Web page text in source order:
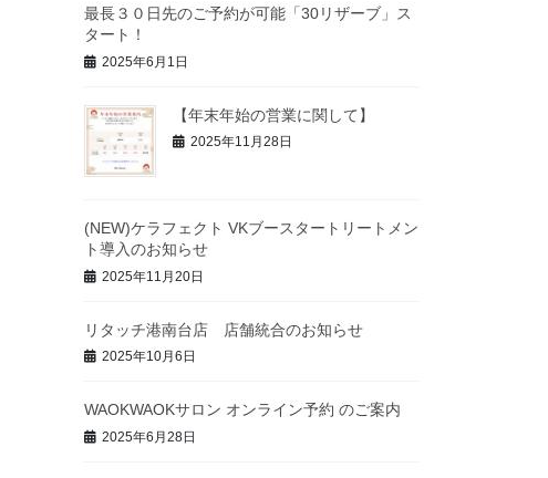
最長３０日先のご予約が可能「30リザーブ」ス
タート！
2025年6月1日
【年末年始の営業に関して】
2025年11月28日
(NEW)ケラフェクト VKブースタートリートメン
ト導入のお知らせ
2025年11月20日
リタッチ港南台店 店舗統合のお知らせ
2025年10月6日
WAOKWAOKサロン オンライン予約 のご案内
2025年6月28日